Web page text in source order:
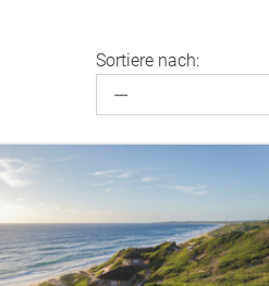
Sortiere nach: